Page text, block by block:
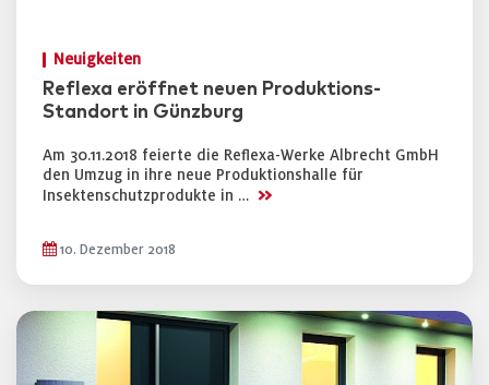
Neuigkeiten
Reflexa eröffnet neuen Produktions-
Standort in Günzburg
Am 30.11.2018 feierte die Reflexa-Werke Albrecht GmbH
den Umzug in ihre neue Produktionshalle für
Insektenschutzprodukte in … >>
10. Dezember 2018